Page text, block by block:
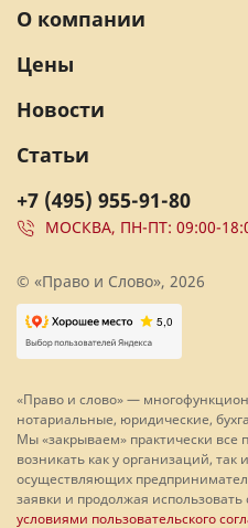
+7 (495) 955-91-80
МОСКВА, ПН-ПТ: 09:00-
О компании
Цены
Новости
Статьи
© «Право и Слово», 2026
«Право и слово» —
нотариальные, юридические,
Мы «закрываем» практически все
возникать как у организаций,
осуществляющих
заявки и продолжая
условиями пользовательского